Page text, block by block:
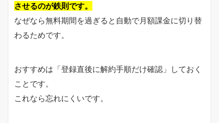
させるのが鉄則です。
なぜなら無料期間を過ぎると自動で月額課金に切り替
わるためです。
おすすめは「登録直後に解約手順だけ確認」しておく
ことです。
これなら忘れにくいです。